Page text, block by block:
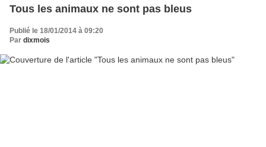
Tous les animaux ne sont pas bleus
Publié le 18/01/2014 à 09:20
Par dixmois